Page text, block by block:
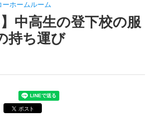
ーホームルーム
】中高生の登下校の服
持ち運び